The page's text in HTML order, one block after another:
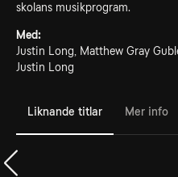
skolans musikprogram.
Med:
Justin Long, Matthew Gray
Justin Long
Liknande titlar Mer info